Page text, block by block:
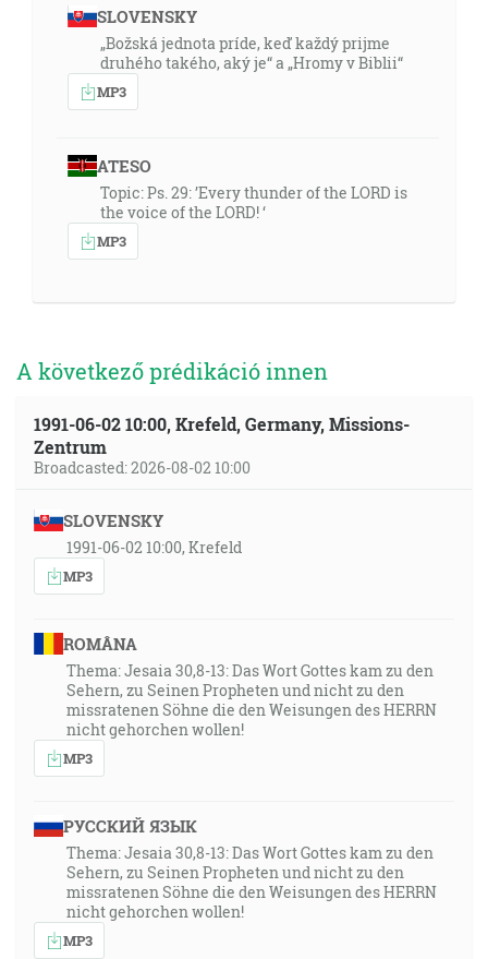
SLOVENSKY
„Božská jednota príde, keď každý prijme
druhého takého, aký je“ a „Hromy v Biblii“
MP3
ATESO
Topic: Ps. 29: ’Every thunder of the LORD is
the voice of the LORD! ‘
MP3
A következő prédikáció innen
1991-06-02 10:00, Krefeld, Germany, Missions-
Zentrum
Broadcasted: 2026-08-02 10:00
SLOVENSKY
1991-06-02 10:00, Krefeld
MP3
ROMÂNA
Thema: Jesaia 30,8-13: Das Wort Gottes kam zu den
Sehern, zu Seinen Propheten und nicht zu den
missratenen Söhne die den Weisungen des HERRN
nicht gehorchen wollen!
MP3
РУССКИЙ ЯЗЫК
Thema: Jesaia 30,8-13: Das Wort Gottes kam zu den
Sehern, zu Seinen Propheten und nicht zu den
missratenen Söhne die den Weisungen des HERRN
nicht gehorchen wollen!
MP3